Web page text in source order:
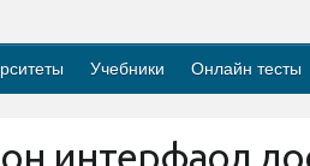
Учебники Онлайн тесты
интерфаол